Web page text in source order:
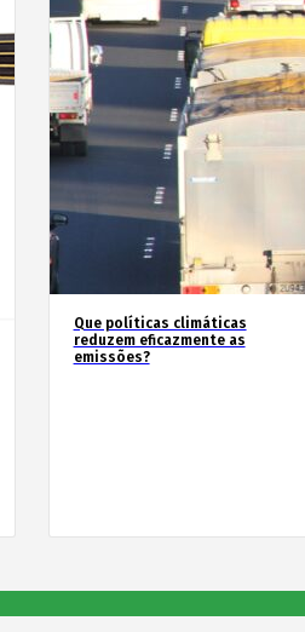
Que políticas climáticas
reduzem eficazmente as
emissões?